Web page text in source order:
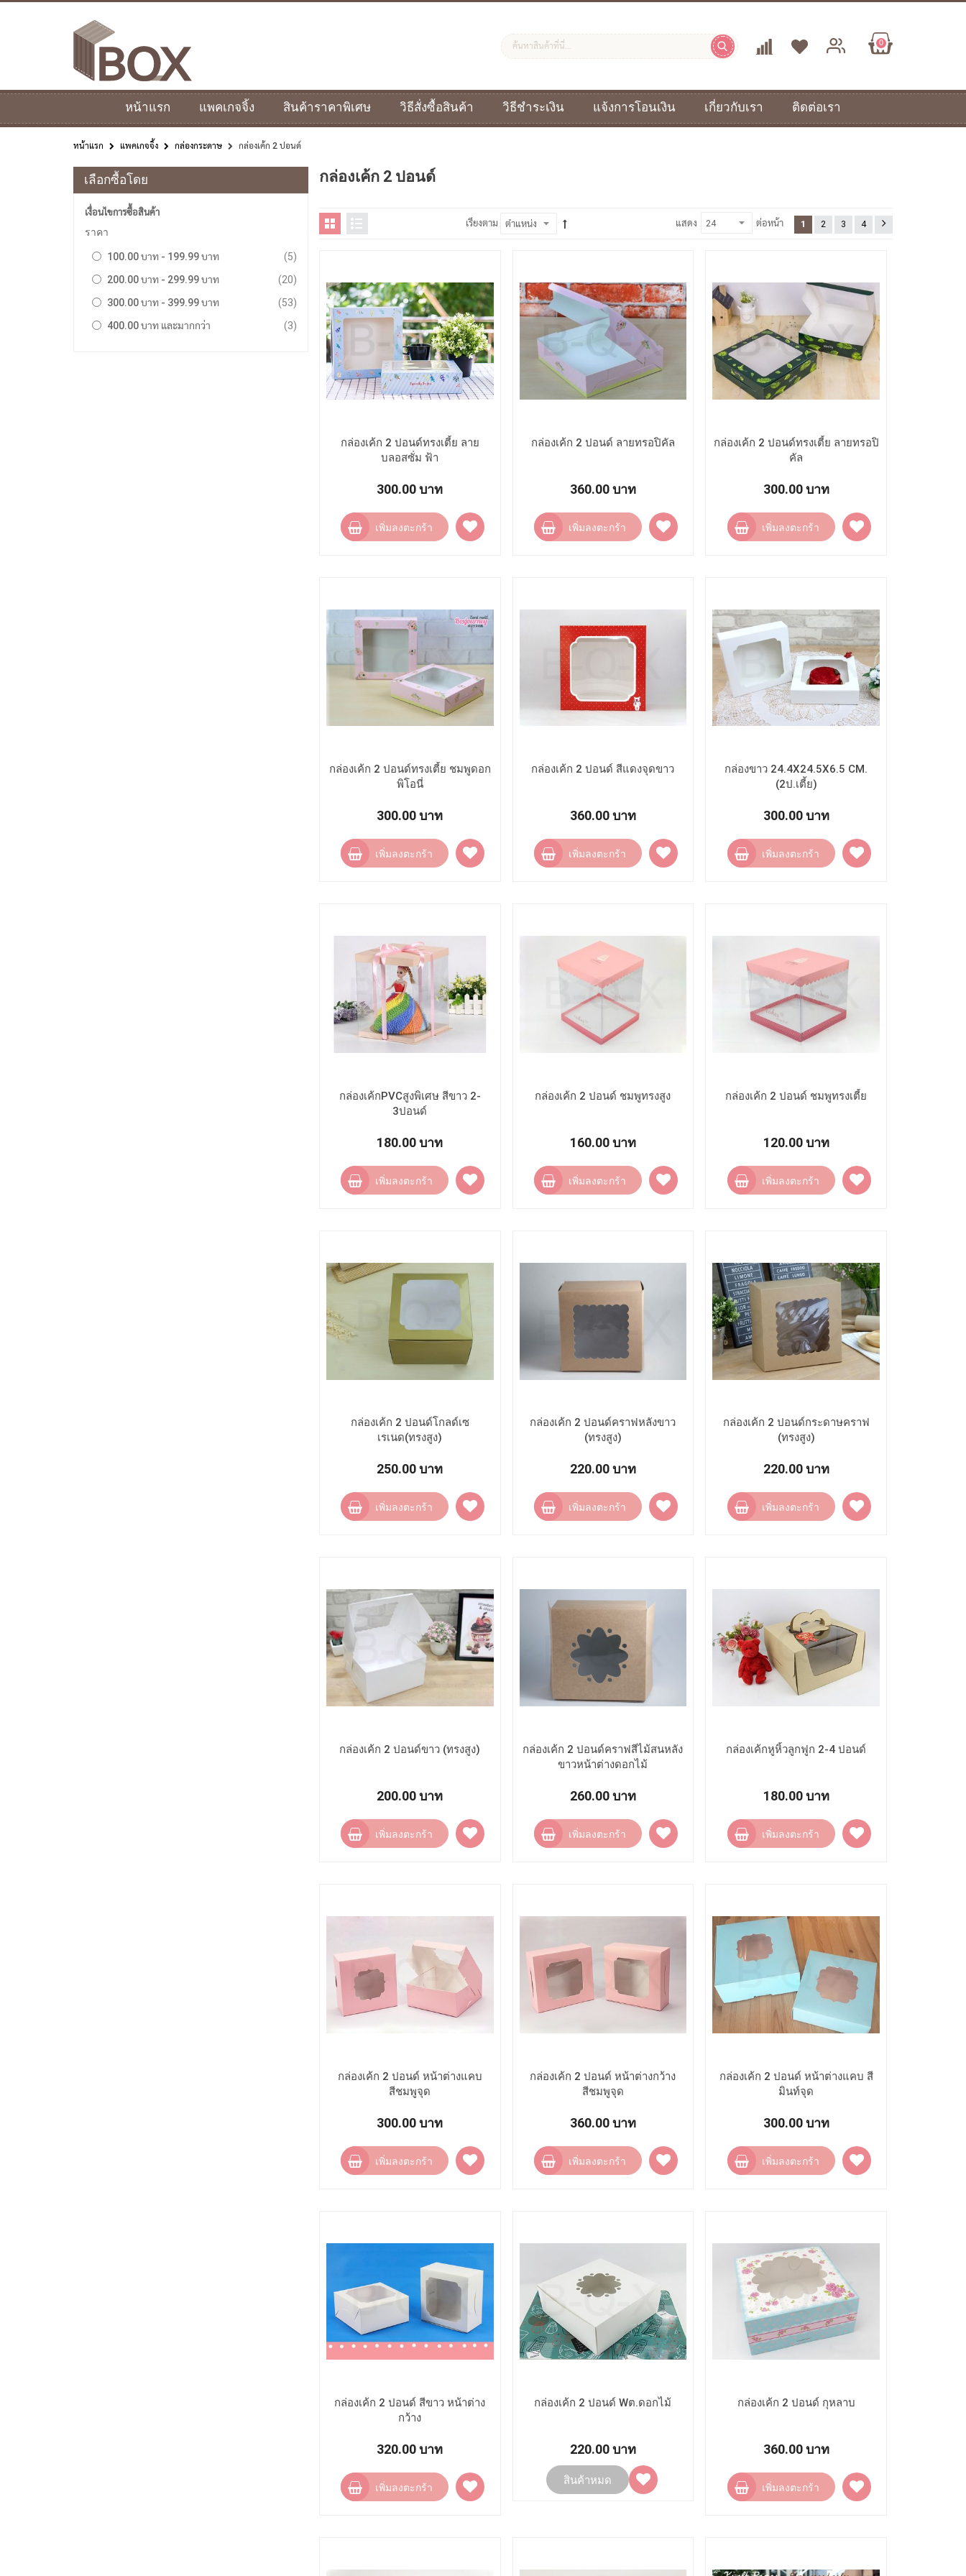
0
หน้าแรก แพคเกจจิ้ง สินค้าราคาพิเศษ วิธีสั่งซื้อสินค้า วิธีชำระเงิน แจ้งการโอนเงิน เกี่ยวกับเรา ติดต่อเรา
หน้าแรก แพคเกจจิ้ง กล่องกระดาษ กล่องเค้ก 2 ปอนด์
กล่องเค้ก 2 ปอนด์
เรียงตาม แสดง ต่อหน้า 1 2 3 4
กล่องเค้ก 2 ปอนด์ทรงเตี้ย ลาย
บลอสซั่ม ฟ้า
300.00 บาท
เพิ่มลงตะกร้า
เพิ่ม
ไป
กล่องเค้ก 2 ปอนด์ ลายทรอปิคัล
360.00 บาท
เพิ่มลงตะกร้า
เพิ่ม
ไป
กล่องเค้ก 2 ปอนด์ทรงเตี้ย ลายทรอปิ
คัล
300.00 บาท
เพิ่มลงตะกร้า
เพิ่ม
ไป
กล่องเค้ก 2 ปอนด์ทรงเตี้ย ชมพูดอก
พิโอนี่
300.00 บาท
เพิ่มลงตะกร้า
เพิ่ม
ไป
กล่องเค้ก 2 ปอนด์ สีแดงจุดขาว
360.00 บาท
เพิ่มลงตะกร้า
เพิ่ม
ไป
กล่องขาว 24.4X24.5X6.5 CM.
(2ป.เตี้ย)
300.00 บาท
เพิ่มลงตะกร้า
เพิ่ม
ไป
กล่องเค้กPVCสูงพิเศษ สีขาว 2-
3ปอนด์
180.00 บาท
เพิ่มลงตะกร้า
เพิ่ม
ไป
กล่องเค้ก 2 ปอนด์ ชมพูทรงสูง
160.00 บาท
เพิ่มลงตะกร้า
เพิ่ม
ไป
กล่องเค้ก 2 ปอนด์ ชมพูทรงเตี้ย
120.00 บาท
เพิ่มลงตะกร้า
เพิ่ม
ไป
กล่องเค้ก 2 ปอนด์โกลด์เซ
เรเนด(ทรงสูง)
250.00 บาท
เพิ่มลงตะกร้า
เพิ่ม
ไป
กล่องเค้ก 2 ปอนด์คราฟหลังขาว
(ทรงสูง)
220.00 บาท
เพิ่มลงตะกร้า
เพิ่ม
ไป
กล่องเค้ก 2 ปอนด์กระดาษคราฟ
(ทรงสูง)
220.00 บาท
เพิ่มลงตะกร้า
เพิ่ม
ไป
กล่องเค้ก 2 ปอนด์ขาว (ทรงสูง)
200.00 บาท
เพิ่มลงตะกร้า
เพิ่ม
ไป
กล่องเค้ก 2 ปอนด์คราฟสีไม้สนหลัง
ขาวหน้าต่างดอกไม้
260.00 บาท
เพิ่มลงตะกร้า
เพิ่ม
ไป
กล่องเค้กหูหิ้วลูกฟูก 2-4 ปอนด์
180.00 บาท
เพิ่มลงตะกร้า
เพิ่ม
ไป
กล่องเค้ก 2 ปอนด์ หน้าต่างแคบ
สีชมพูจุด
300.00 บาท
เพิ่มลงตะกร้า
เพิ่ม
ไป
กล่องเค้ก 2 ปอนด์ หน้าต่างกว้าง
สีชมพูจุด
360.00 บาท
เพิ่มลงตะกร้า
เพิ่ม
ไป
กล่องเค้ก 2 ปอนด์ หน้าต่างแคบ สี
มินท์จุด
300.00 บาท
เพิ่มลงตะกร้า
เพิ่ม
ไป
กล่องเค้ก 2 ปอนด์ สีขาว หน้าต่าง
กว้าง
320.00 บาท
เพิ่มลงตะกร้า
เพิ่ม
ไป
กล่องเค้ก 2 ปอนด์ Wต.ดอกไม้
220.00 บาท
สินค้าหมด
เพิ่ม
ไป
กล่องเค้ก 2 ปอนด์ กุหลาบ
360.00 บาท
เพิ่มลงตะกร้า
เพิ่ม
ไป
เลือกซื้อโดย
เงื่อนไขการซื้อสินค้า
ราคา
100.00 บาท - 199.99 บาท 5
รายการ
200.00 บาท - 299.99 บาท 20
รายการ
300.00 บาท - 399.99 บาท 53
รายการ
400.00 บาท และมากกว่า 3
รายการ